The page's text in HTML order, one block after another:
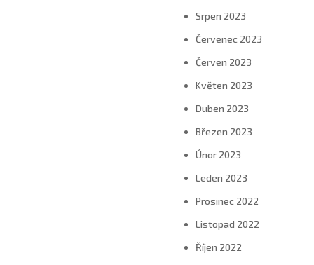
Srpen 2023
Červenec 2023
Červen 2023
Květen 2023
Duben 2023
Březen 2023
Únor 2023
Leden 2023
Prosinec 2022
Listopad 2022
Říjen 2022